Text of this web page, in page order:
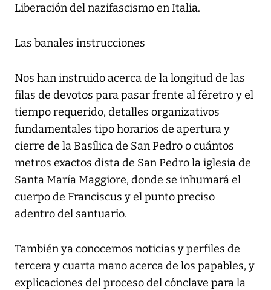
Liberación del nazifascismo en Italia.
Las banales instrucciones
Nos han instruido acerca de la longitud de las
filas de devotos para pasar frente al féretro y el
tiempo requerido, detalles organizativos
fundamentales tipo horarios de apertura y
cierre de la Basílica de San Pedro o cuántos
metros exactos dista de San Pedro la iglesia de
Santa María Maggiore, donde se inhumará el
cuerpo de Franciscus y el punto preciso
adentro del santuario.
También ya conocemos noticias y perfiles de
tercera y cuarta mano acerca de los papables, y
explicaciones del proceso del cónclave para la